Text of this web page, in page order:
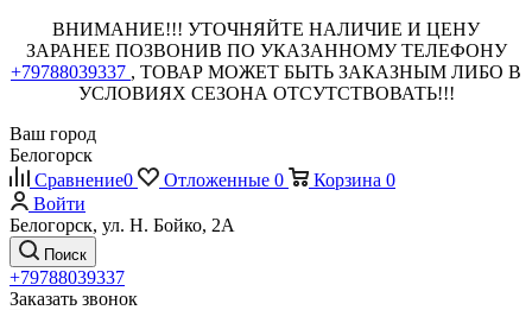
ВНИМАНИЕ!!! УТОЧНЯЙТЕ НАЛИЧИЕ И ЦЕНУ
ЗАРАНЕЕ ПОЗВОНИВ ПО УКАЗАННОМУ ТЕЛЕФОНУ
+79788039337 , ТОВАР МОЖЕТ БЫТЬ ЗАКАЗНЫМ ЛИБО В
УСЛОВИЯХ СЕЗОНА ОТСУТСТВОВАТЬ!!!
Ваш город
Белогорск
Сравнение0 Отложенные 0 Корзина 0
Войти
Белогорск, ул. Н. Бойко, 2А
Поиск
+79788039337
Заказать звонок